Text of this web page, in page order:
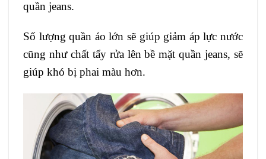
quần jeans.
Số lượng quần áo lớn sẽ giúp giảm áp lực nước
cũng như chất tẩy rửa lên bề mặt quần jeans, sẽ
giúp khó bị phai màu hơn.